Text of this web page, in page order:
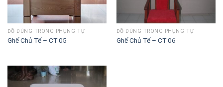
ĐỒ DÙNG TRONG PHỤNG TỰ
Ghế Chủ Tế – CT 05
ĐỒ DÙNG TRONG PHỤNG TỰ
Ghế Chủ Tế – CT 06